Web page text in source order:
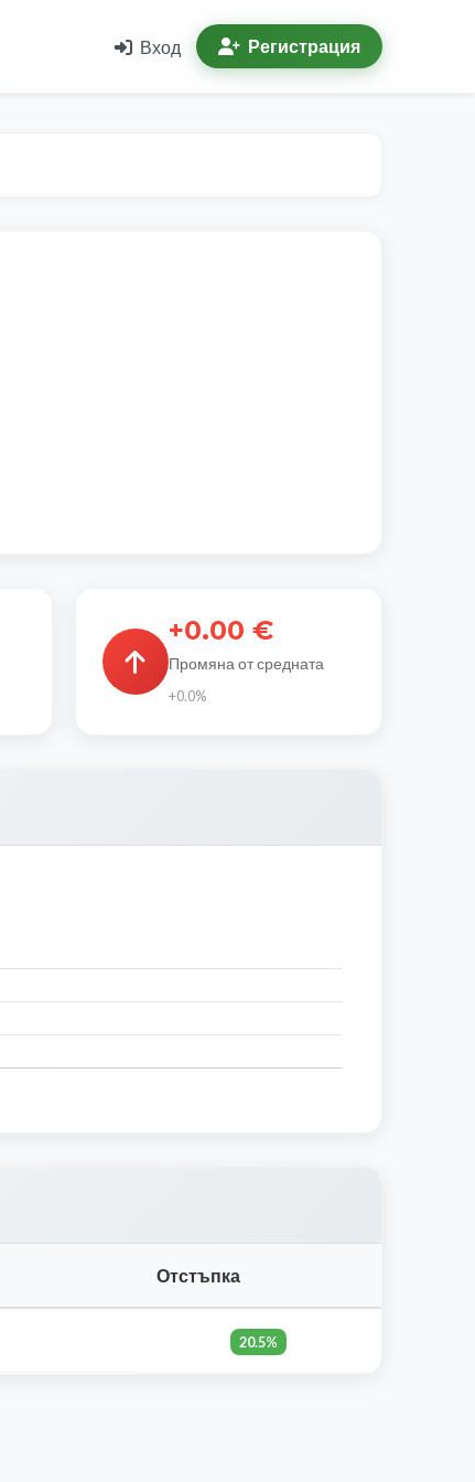
Вход Регистрация
+0.00 €
Промяна от средната
+0.0%
Отстъпка
20.5%